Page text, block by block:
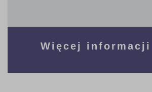
Więcej informacji